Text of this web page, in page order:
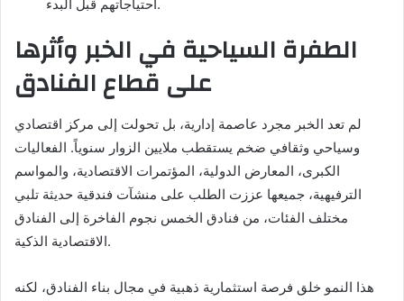
احتياجاتهم قبل البدء.
الطفرة السياحية في الخبر وأثرها
على قطاع الفنادق
لم تعد الخبر مجرد عاصمة إدارية، بل تحولت إلى مركز اقتصادي
وسياحي وثقافي ضخم يستقطب ملايين الزوار سنوياً. الفعاليات
الكبرى، المعارض الدولية، المؤتمرات الاقتصادية، والمواسم
الترفيهية، جميعها عززت الطلب على منشآت فندقية حديثة تلبي
مختلف الفئات، من فنادق الخمس نجوم الفاخرة إلى الفنادق
الاقتصادية الذكية.
هذا النمو خلق فرصة استثمارية ذهبية في مجال بناء الفنادق، لكنه